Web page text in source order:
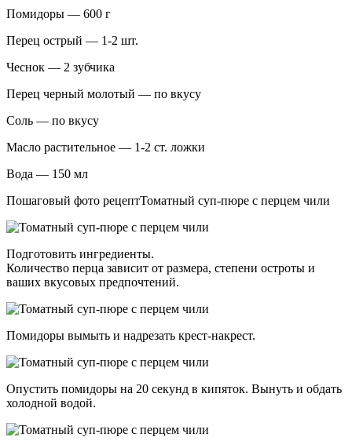
Помидоры — 600 г
Перец острый — 1-2 шт.
Чеснок — 2 зубчика
Перец черный молотый — по вкусу
Соль — по вкусу
Масло растительное — 1-2 ст. ложки
Вода — 150 мл
Пошаговый фото рецептТоматный суп-пюре с перцем чили
Подготовить ингредиенты.
Количество перца зависит от размера, степени остроты и
ваших вкусовых предпочтений.
Помидоры вымыть и надрезать крест-накрест.
Опустить помидоры на 20 секунд в кипяток. Вынуть и обдать
холодной водой.